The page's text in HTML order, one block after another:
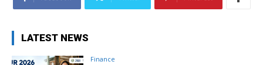
LATEST NEWS
Finance